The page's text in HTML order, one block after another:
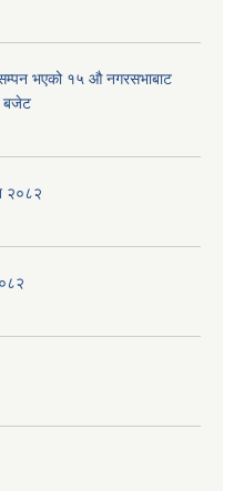
भएको १५ ‍‍‍औ नगरसभाबाट
बजेट
२०८२